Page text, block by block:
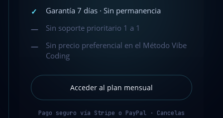
✓
Garantía 7 días · Sin permanencia
—
Sin soporte prioritario 1 a 1
—
Sin precio preferencial en el Método Vibe
Coding
Acceder al plan mensual
Pago seguro vía Stripe o PayPal · Cancelas